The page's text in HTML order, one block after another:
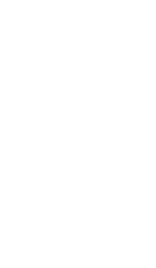
FAMILLE
À LA
sites permettent de
sans souffrir des